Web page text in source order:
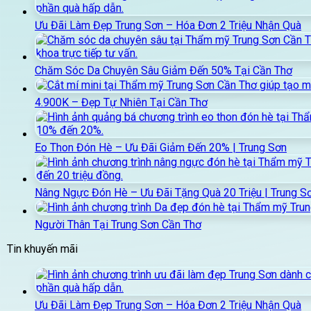
Ưu Đãi Làm Đẹp Trung Sơn – Hóa Đơn 2 Triệu Nhận Quà
Chăm Sóc Da Chuyên Sâu Giảm Đến 50% Tại Cần Thơ
4.900K – Đẹp Tự Nhiên Tại Cần Thơ
Eo Thon Đón Hè – Ưu Đãi Giảm Đến 20% | Trung Sơn
Nâng Ngực Đón Hè – Ưu Đãi Tặng Quà 20 Triệu | Trung
Người Thân Tại Trung Sơn Cần Thơ
Tin khuyến mãi
Ưu Đãi Làm Đẹp Trung Sơn – Hóa Đơn 2 Triệu Nhận Quà